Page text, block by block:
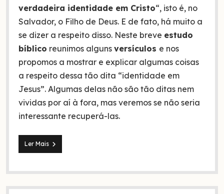
verdadeira identidade em Cristo“, isto é, no
Salvador, o Filho de Deus. E de fato, há muito a
se dizer a respeito disso. Neste breve estudo
bíblico reunimos alguns versículos e nos
propomos a mostrar e explicar algumas coisas
a respeito dessa tão dita “identidade em
Jesus”. Algumas delas não são tão ditas nem
vividas por aí à fora, mas veremos se não seria
interessante recuperá-las.
Ler Mais10
Versículos
nossa
identidade